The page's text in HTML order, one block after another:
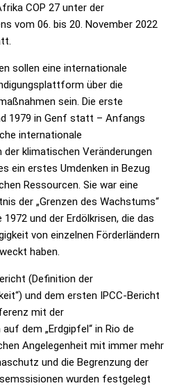
COP 27 unter der
vom 06. bis 20. November 2022
sollen eine internationale
über die
sein. Die erste
1979 in Genf statt – Anfangs
internationale
klimatischen Veränderungen
ein erstes Umdenken in Bezug
Ressourcen. Sie war eine
der „Grenzen des Wachstums“
und der Erdölkrisen, die das
von einzelnen Förderländern
haben.
(Definition der
und dem ersten IPCC-Bericht
mit der
dem „Erdgipfel“ in Rio de
Angelegenheit mit immer mehr
und die Begrenzung der
wurden festgelegt